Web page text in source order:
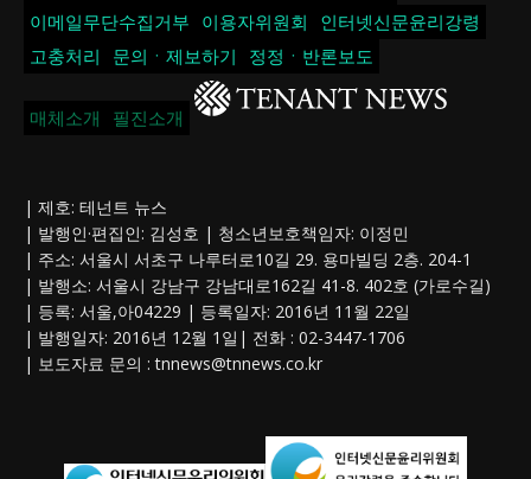
이메일무단수집거부
이용자위원회
인터넷신문윤리강령
고충처리
문의ㆍ제보하기 정정ㆍ반론보도
매체소개 필진소개
| 제호: 테넌트 뉴스
| 발행인·편집인: 김성호 | 청소년보호책임자: 이정민
| 주소: 서울시 서초구 나루터로10길 29. 용마빌딩 2층. 204-1
| 발행소: 서울시 강남구 강남대로162길 41-8. 402호 (가로수길)
| 등록: 서울,아04229 | 등록일자: 2016년 11월 22일
| 발행일자: 2016년 12월 1일| 전화 : 02-3447-1706
| 보도자료 문의 :tnnews@tnnews.co.kr